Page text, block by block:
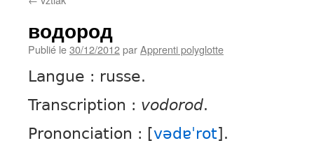
водород
Publié le30/12/2012parApprenti polyglotte
Langue : russe.
Transcription : vodorod.
Prononciation : [vədɐˈrot].